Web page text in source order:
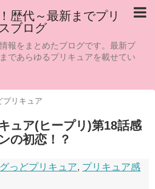
歴代～最新までプリ
ブログ
報をまとめたブログです。最新プ
であらゆるプリキュアを載せてい
プリキュア
ュア(ヒープリ)第18話感
の初恋！？
っどプリキュア, プリキュア感